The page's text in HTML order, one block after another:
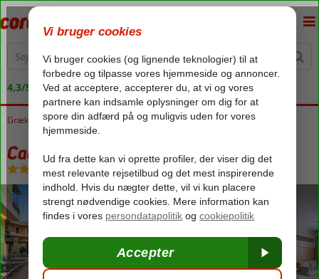
4,3/5 på Trustpilot
Forside
Grækenland Kreta Stalis Cactus Beach
Cactus Beach
All Inclusive-Hotel